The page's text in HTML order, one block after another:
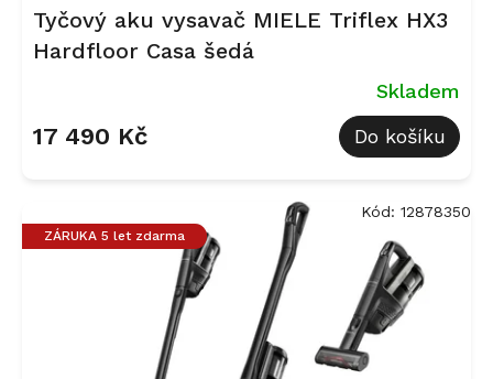
Tyčový aku vysavač MIELE Triflex HX3
Hardfloor Casa šedá
Skladem
17 490 Kč Do košíku
ZÁRUKA 5 let zdarma
Kód: 12878350